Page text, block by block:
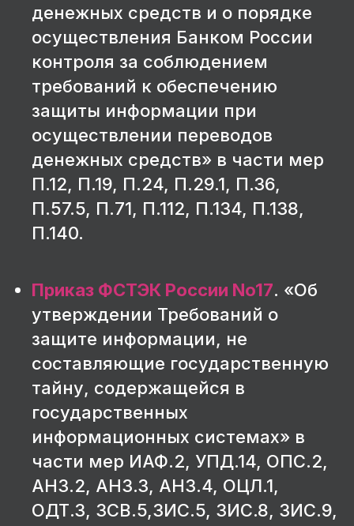
денежных средств и о порядке
осуществления Банком России
контроля за соблюдением
требований к обеспечению
защиты информации при
осуществлении переводов
денежных средств» в части мер
П.12, П.19, П.24, П.29.1, П.36,
П.57.5, П.71, П.112, П.134, П.138,
П.140.
Приказ ФСТЭК России No17. «Об
утверждении Требований о
защите информации, не
составляющие государственную
тайну, содержащейся в
государственных
информационных системах» в
части мер ИАФ.2, УПД.14, ОПС.2,
АНЗ.2, АНЗ.3, АНЗ.4, ОЦЛ.1,
ОДТ.3, ЗСВ.5,ЗИС.5, ЗИС.8, ЗИС.9,